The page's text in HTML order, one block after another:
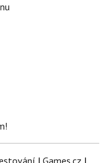
| Games.cz |